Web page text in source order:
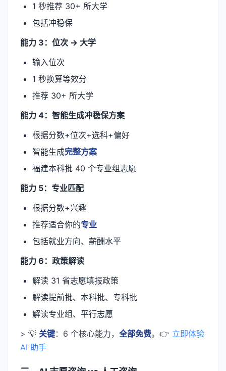
1 秒推荐 30+ 所大学
包括冲稳保
能力 3：位次 → 大学
输入位次
1 秒换算等效分
推荐 30+ 所大学
能力 4：智能生成冲稳保方案
根据分数+位次+选科+偏好
智能生成完整方案
福建本科批 40 个专业组志愿
能力 5：专业匹配
根据分数+兴趣
推荐适合你的专业
包括就业方向、薪酬水平
能力 6：政策解读
解读 31 省志愿填报政策
解读提前批、本科批、专科批
解读专业组、平行志愿
> 💡 关键：6 个核心能力， 全部免费。👉 立即体验
AI 助手